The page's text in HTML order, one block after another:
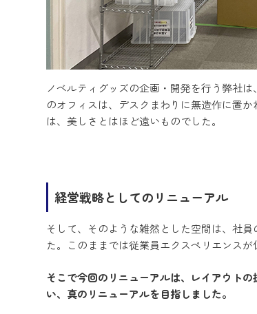
ノベルティグッズの企画・開発を行う弊社
のオフィスは、デスクまわりに無造作に置
は、美しさとはほど遠いものでした。
経営戦略としてのリニューアル
そして、そのような雑然とした空間は、社
た。このままでは従業員エクスペリエンス
そこで今回のリニューアルは、レイアウト
い、真のリニューアルを目指しました。